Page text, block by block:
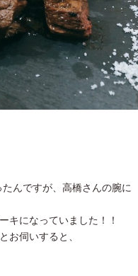
んですが、高橋さんの腕に
キになっていました！！
お伺いすると、